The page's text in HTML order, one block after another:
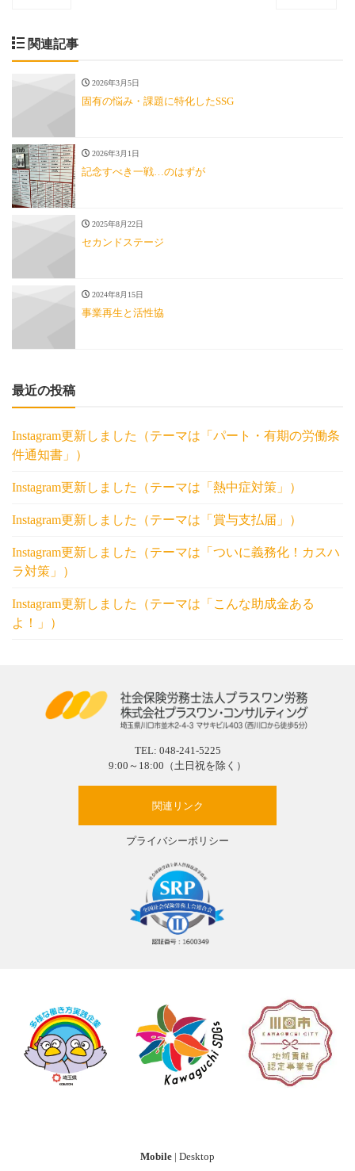
関連記事
2026年3月5日
固有の悩み・課題に特化したSSG
2026年3月1日
記念すべき一戦…のはずが
2025年8月22日
セカンドステージ
2024年8月15日
事業再生と活性協
最近の投稿
Instagram更新しました（テーマは「パート・有期の労働条
件通知書」）
Instagram更新しました（テーマは「熱中症対策」）
Instagram更新しました（テーマは「賞与支払届」）
Instagram更新しました（テーマは「ついに義務化！カスハ
ラ対策」）
Instagram更新しました（テーマは「こんな助成金ある
よ！」）
TEL: 048-241-5225
9:00～18:00（土日祝を除く）
関連リンク
プライバシーポリシー
Mobile | Desktop